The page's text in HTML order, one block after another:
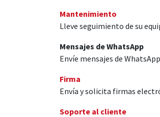
Mantenimiento
Lleve seguimiento de su
Mensajes de WhatsApp
Envíe mensajes de
Firma
Envía y solicita firmas
Soporte al cliente